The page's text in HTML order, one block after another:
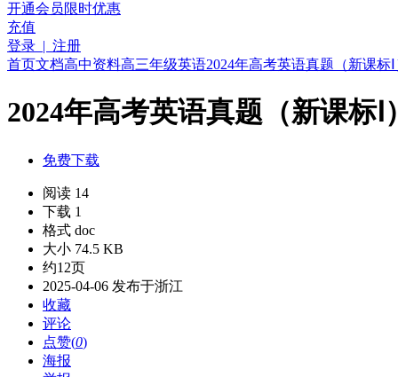
开通会员限时优惠
充值
登录 | 注册
首页文档高中资料高三年级英语2024年高考英语真题（新课标
2024年高考英语真题（新课标
免费下载
阅读 14
下载 1
格式 doc
大小 74.5 KB
约12页
2025-04-06 发布于浙江
收藏
评论
点赞(0)
海报